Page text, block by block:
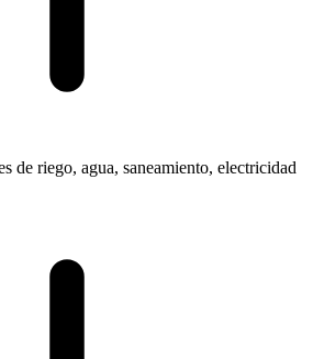
de riego, agua, saneamiento, electricidad